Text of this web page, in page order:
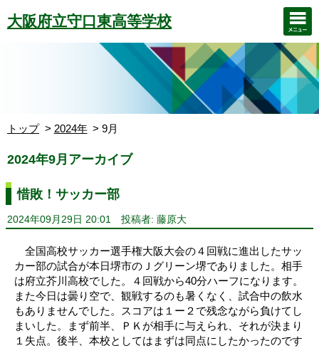
大阪府立守口東高等学校
トップ 2024年 9月
2024年9月アーカイブ
惜敗！サッカー部
2024年09月29日 20:01 投稿者: 藤原大
全国高校サッカー選手権大阪大会の４回戦に進出したサッ
カー部の試合が本日堺市のＪグリーン堺でありました。相手
は府立芥川高校でした。４回戦から40分ハーフになります。
また今日は曇り空で、観戦するのも暑くなく、試合中の飲水
もありませんでした。スコアは１ー２で残念ながら負けてし
まいした。まず前半、ＰＫが相手に与えられ、それが決まり
１失点。後半、本校としてはまずは同点にしたかったのです